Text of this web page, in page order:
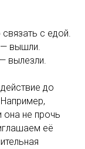
с едой.
— вышли.
вылезли.
до
она не прочь
её